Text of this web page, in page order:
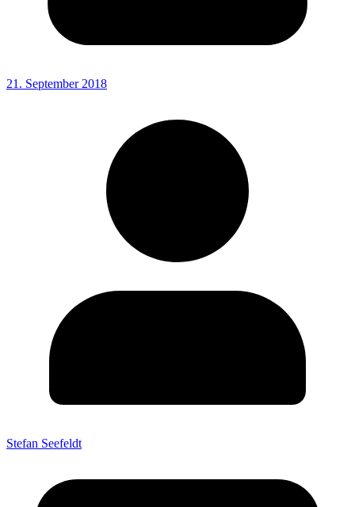
21. September 2018
Stefan Seefeldt